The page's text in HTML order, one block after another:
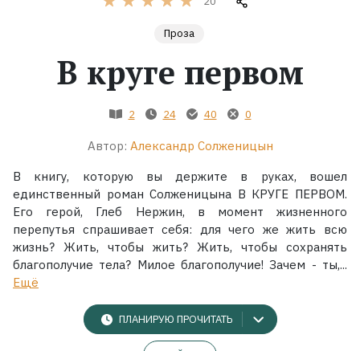
Экранизации
Коллекции
Проза
В круге первом
2 24 40 0
Автор: Александр Солженицын
В книгу, которую вы держите в руках, вошел
единственный роман Солженицына В КРУГЕ ПЕРВОМ.
Его герой, Глеб Нержин, в момент жизненного
перепутья спрашивает себя: для чего же жить всю
жизнь? Жить, чтобы жить? Жить, чтобы сохранять
благополучие тела? Милое благополучие! Зачем - ты,...
Ещё
ПЛАНИРУЮ ПРОЧИТАТЬ